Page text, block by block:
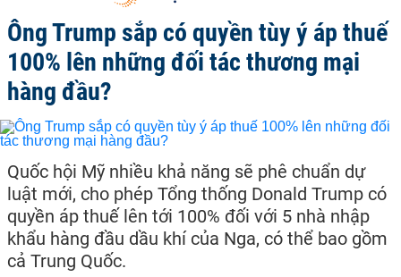
Ông Trump sắp có quyền tùy ý áp thuế
100% lên những đối tác thương mại
hàng đầu?
Quốc hội Mỹ nhiều khả năng sẽ phê chuẩn dự
luật mới, cho phép Tổng thống Donald Trump có
quyền áp thuế lên tới 100% đối với 5 nhà nhập
khẩu hàng đầu dầu khí của Nga, có thể bao gồm
cả Trung Quốc.